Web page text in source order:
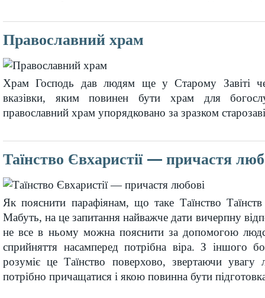
Православний храм
Храм Господь дав людям ще у Старому Завіті
вказівки, яким повинен бути храм для
православний храм упорядковано за зразком
Таїнство Євхаристії — причастя
Як пояснити парафіянам, що таке Таїнство
Мабуть, на це запитання найважче дати вичерпну
не все в ньому можна пояснити за допомогою
сприйняття насамперед потрібна віра. З іншого
розуміє це Таїнство поверхово, звертаючи
потрібно причащатися і якою повинна бути